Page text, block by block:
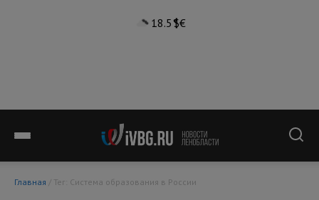
18.5°$€
Главная / Тег: Система образования в России